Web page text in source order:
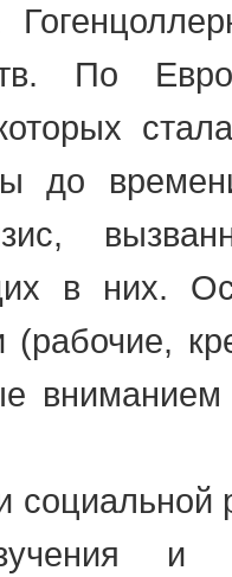
По
до
в них.
и